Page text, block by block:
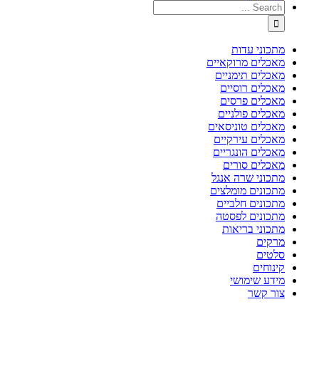
מתכוני עדות
מאכלים מרוקאיים
מאכלים תימניים
מאכלים רוסיים
מאכלים פרסים
מאכלים פולניים
מאכלים טוניסאים
מאכלים עירקיים
מאכלים הונגריים
מאכלים סורים
מתכוני שרה אנגל
מתכונים מומלצים
מתכונים חלביים
מתכונים לפסטה
מתכוני בריאות
מרקים
סלטים
קינוחים
מידע שימושי
צור קשר